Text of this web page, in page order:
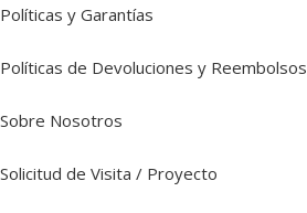
Políticas y Garantías
Políticas de Devoluciones y Reembolsos
Sobre Nosotros
Solicitud de Visita / Proyecto